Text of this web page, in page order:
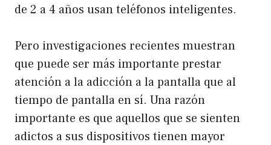
de 2 a 4 años usan teléfonos inteligentes.
Pero investigaciones recientes muestran
que puede ser más importante prestar
atención a la adicción a la pantalla que al
tiempo de pantalla en sí. Una razón
importante es que aquellos que se sienten
adictos a sus dispositivos tienen mayor